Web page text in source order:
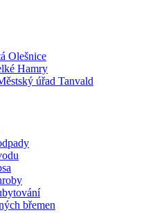
Olešnice
Hamry
úřad Tanvald
břemen